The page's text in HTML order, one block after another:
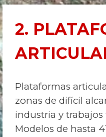
2.
Plataformas
zonas de difícil
industria y
Modelos de hasta